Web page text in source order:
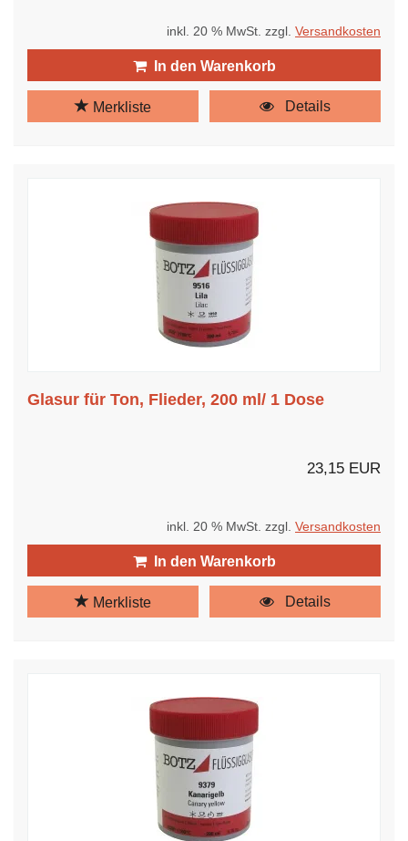
inkl. 20 % MwSt. zzgl. Versandkosten
In den Warenkorb
Merkliste Details
Glasur für Ton, Flieder, 200 ml/ 1 Dose
23,15 EUR
inkl. 20 % MwSt. zzgl. Versandkosten
In den Warenkorb
Merkliste Details